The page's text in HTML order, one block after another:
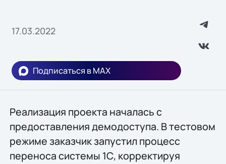
17.03.2022
Подписаться в MAX
Реализация проекта началась с
предоставления демодоступа. В тестовом
режиме заказчик запустил процесс
переноса системы 1С, корректируя